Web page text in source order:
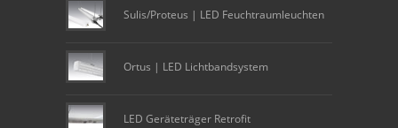
Sulis/Proteus | LED Feuchtraumleuchten
Ortus | LED Lichtbandsystem
LED Geräteträger Retrofit